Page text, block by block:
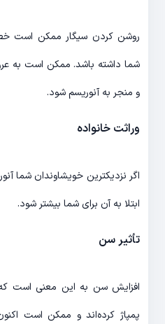
روشن کردن سیگار ممکن است
شما داشته باشد. ممکن است به
و منجر به آنوریسم شود.
وراثت خانواده
اگر نزدیکترین خویشاوندان شما
ابتلا به آن برای شما بیشتر شود.
تأثیر سن
افزایش سن به این معنی است
پمپاژ کرده‌اند و ممکن است